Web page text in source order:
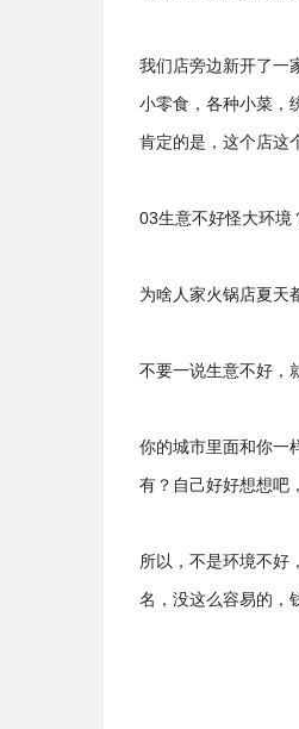
我们店旁边新开了一
小零食，各种小菜，
肯定的是，这个店这
03生意不好怪大环境
为啥人家火锅店夏天
不要一说生意不好，
你的城市里面和你一
有？自己好好想想吧
所以，不是环境不好
名，没这么容易的，